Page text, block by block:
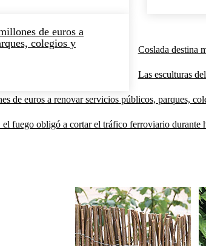
de euros a
colegios y
Coslada destina
Las esculturas
de euros a renovar servicios públicos, parques,
fuego obligó a cortar el tráfico ferroviario durante